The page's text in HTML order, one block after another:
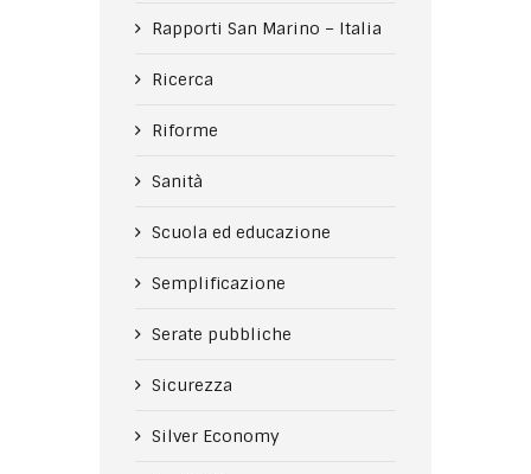
Rapporti San Marino – Italia
Ricerca
Riforme
Sanità
Scuola ed educazione
Semplificazione
Serate pubbliche
Sicurezza
Silver Economy